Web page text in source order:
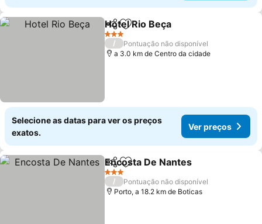
PartilharAdicionar aos favoritos
Hotel Rio Beça
3 Estrelas
/
Pontuação não disponível
a 3.0 km de Centro da cidade
Selecione as datas para ver os preços
exatos.
Ver preços
PartilharAdicionar aos favoritos
Encosta De Nantes
3 Estrelas
/
Pontuação não disponível
Porto, a 18.2 km de Boticas